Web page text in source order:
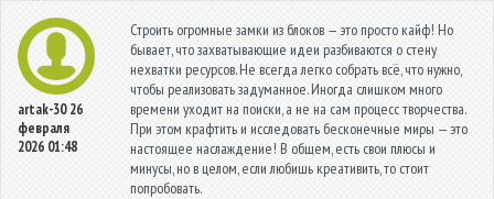
artak-30 26
февраля
2026 01:48
Строить огромные замки из блоков — это просто кайф! Но
бывает, что захватывающие идеи разбиваются о стену
нехватки ресурсов. Не всегда легко собрать всё, что нужно,
чтобы реализовать задуманное. Иногда слишком много
времени уходит на поиски, а не на сам процесс творчества.
При этом крафтить и исследовать бесконечные миры — это
настоящее наслаждение! В общем, есть свои плюсы и
минусы, но в целом, если любишь креативить, то стоит
попробовать.